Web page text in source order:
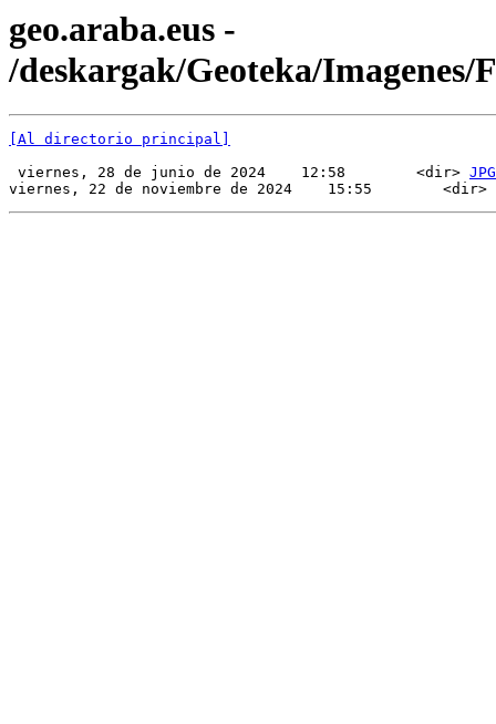
geo.araba.eus -
/deskargak/Geoteka/Imagenes/
[Al directorio principal]
viernes, 28 de junio de 2024    12:58        <dir> JPG
viernes, 22 de noviembre de 2024    15:55        <dir>